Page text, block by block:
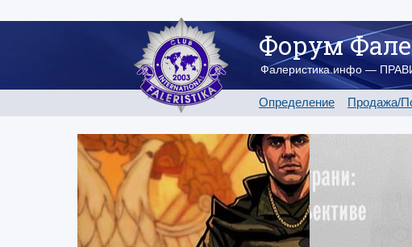
Форум
Фалеристика.инфо —
Определение Продажа/